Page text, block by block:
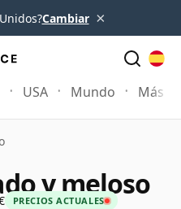
Cambiar ×
USA Mundo Más
y meloso
PRECIOS ACTUALES